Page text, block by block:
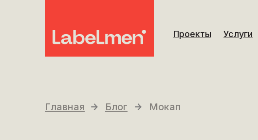
Проекты Услуги
Главная Блог Мокап